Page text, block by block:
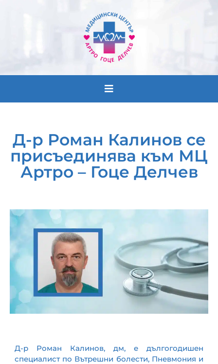
График
Кабинети
Новини
Контакти
Д-р Роман Калинов се
присъединява към МЦ
Артро – Гоце Делчев
Д-р Роман Калинов, дм, е дългогодишен
специалист по Вътрешни болести, Пневмония и